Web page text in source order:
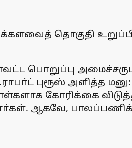
தொகுதி
பொறுப்பு
புரூஸ் அளித்த
கோரிக்கை
ஆகவே,